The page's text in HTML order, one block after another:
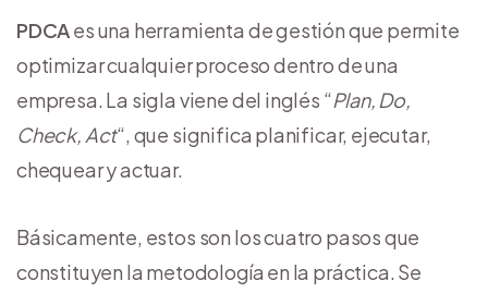
PDCAes una herramienta de gestión que permite
optimizar cualquier proceso dentro de una
empresa. La sigla viene del inglés “Plan, Do,
Check, Act“, que significa planificar, ejecutar,
chequear y actuar.
Básicamente, estos son los cuatro pasos que
constituyen la metodología en la práctica. Se